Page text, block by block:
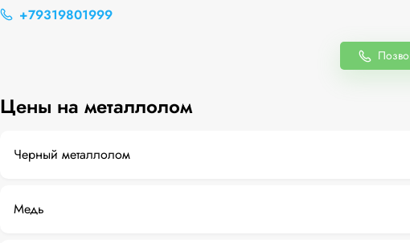
+79319801999
Цены на металлолом
Черный металлолом
Медь